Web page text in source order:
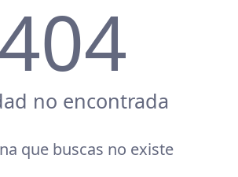
404
no encontrada
que buscas no existe